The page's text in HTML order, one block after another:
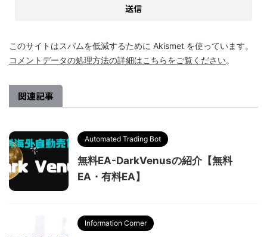
このサイトはスパムを低減するために Akismet を使っています。
コメントデータの処理方法の詳細はこちらをご覧ください。
関連記事
Automated Trading Bot
無料EA-DarkVenusの紹介【無料
EA・有料EA】
Information Corner